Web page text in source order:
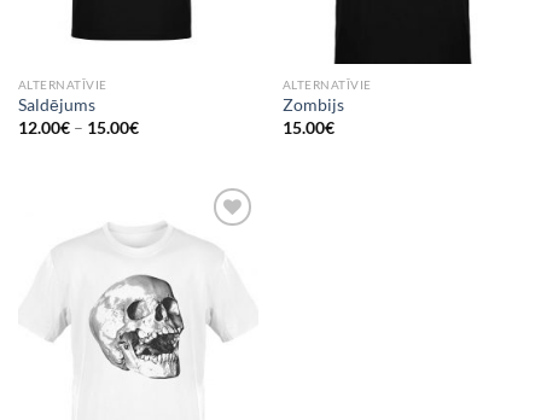
ALTERNATĪVIE
Saldējums
12.00€– 15.00€
ALTERNATĪVIE
Zombijs
15.00€